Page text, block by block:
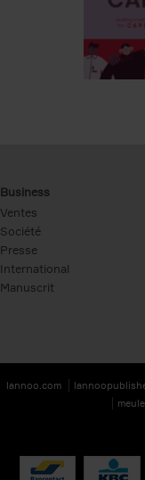
Business
Ventes
Société
Presse
International
Manuscrit
lannoo.com